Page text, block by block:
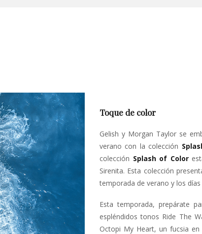
Contacto Toque de color
Gelish y Morgan Taylor se
verano con la colección
colección Splash of Color
Sirenita. Esta colección
temporada de verano y los
Esta temporada, prepárate
espléndidos tonos Ride The
Octopi My Heart, un fucsia